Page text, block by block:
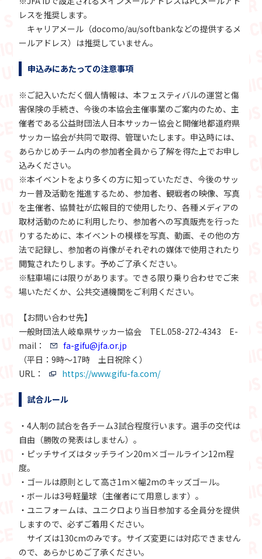
レスを推奨します。
キャリアメール（docomo/au/softbankなどの提供するメ
ールアドレス）は推奨していません。
申込みにあたっての注意事項
※ご記入いただく個人情報は、本フェスティバルの運営と傷
害保険の手続き、今後の本協会主催事業のご案内のため、主
催者である公益財団法人日本サッカー協会と開催地都道府県
サッカー協会が共同で取得、管理いたします。申込時には、
あらかじめチーム内の参加者全員から了解を得た上でお申し
込みください。
※本イベントをより多くの方に知っていただき、今後のサッ
カー普及活動を推進するため、参加者、観戦者の映像、写真
を主催者、協賛社が広報目的で使用したり、各種メディアの
取材活動のために利用したり、参加者への写真販売を行った
りするために、本イベントの模様を写真、動画、その他の方
法で記録し、参加者の肖像がそれぞれの媒体で使用されたり
閲覧されたりします。予めご了承ください。
※駐車場には限りがあります。できる限り乗り合わせでご来
場いただくか、公共交通機関をご利用ください。
【お問い合わせ先】
一般財団法人岐阜県サッカー協会 TEL.058-272-4343 E-
mail：
fa-gifu@jfa.or.jp
（平日：9時～17時 土日祝除く）
URL：
https://www.gifu-fa.com/
試合ルール
・4人制の試合を各チーム3試合程度行います。選手の交代は
自由（勝敗の発表はしません）。
・ピッチサイズはタッチライン20m×ゴールライン12m程
度。
・ゴールは原則として高さ1m×幅2mのキッズゴール。
・ボールは3号軽量球（主催者にて用意します）。
・ユニフォームは、ユニクロより当日参加する全員分を提供
しますので、必ずご着用ください。
サイズは130cmのみです。サイズ変更には対応できません
ので、あらかじめご了承ください。